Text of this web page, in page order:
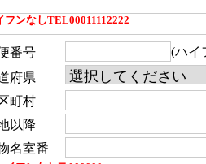
フンなしTEL00011112222
番号
(ハイ
府県
町村
以降
名室番